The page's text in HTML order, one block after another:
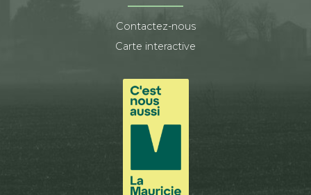
Contactez-nous
Carte interactive